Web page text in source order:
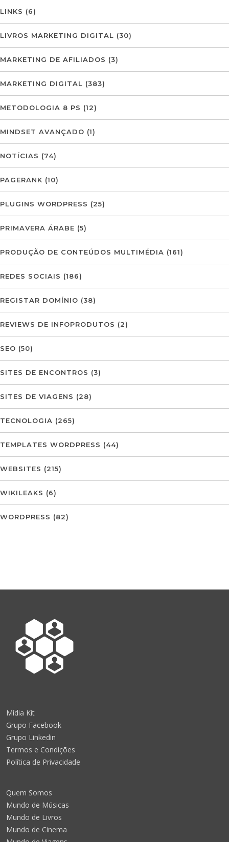
LINKS (6)
LIVROS MARKETING DIGITAL (30)
MARKETING DE AFILIADOS (3)
MARKETING DIGITAL (383)
METODOLOGIA 8 PS (12)
MINDSET AVANÇADO (1)
NOTÍCIAS (74)
PAGERANK (10)
PLUGINS WORDPRESS (25)
PRIMAVERA ÁRABE (5)
PRODUÇÃO DE CONTEÚDOS MULTIMÉDIA (161)
REDES SOCIAIS (186)
REGISTAR DOMÍNIO (38)
REVIEWS DE INFOPRODUTOS (2)
SEO (50)
SITES DE ENCONTROS (3)
SITES DE VIAGENS (28)
TECNOLOGIA (265)
TEMPLATES WORDPRESS (44)
WEBSITES (215)
WIKILEAKS (6)
WORDPRESS (82)
Mídia Kit
Grupo Facebook
Grupo Linkedin
Termos e Condições
Política de Privacidade
Quem Somos
Mundo de Músicas
Mundo de Livros
Mundo de Cinema